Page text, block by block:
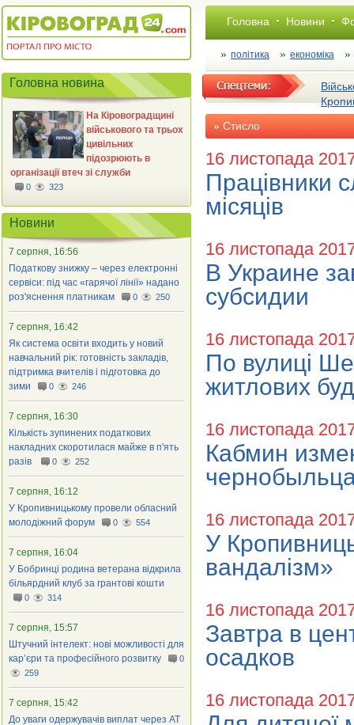
Головна Новини
політика економіка
Стисло
16 листопада
Працівники
місяців
16 листопада
В Украине
субсидии
16 листопада
По вулиці
житлових
16 листопада
Кабмин
16 листопада
У
вандалізм»
16 листопада
Завтра в
осадков
16 листопада
Головна новина
На Кіровоградщині
військового та трьох
цивільних
підозрюють в
організації втеч зі служби
0 323
Новини
7 серпня, 16:56
Податкову знижку – через електронні
сервіси: під час «гарячої лінії» надано
роз'яснення платникам
0 250
7 серпня, 16:42
Як система освіти входить у новий
навчальний рік: готовність закладів,
підтримка вчителів і підготовка до
зими
0 246
7 серпня, 16:30
Кількість зупинених податкових
накладних скоротилася майже в п'ять
разів
0 252
7 серпня, 16:12
У Кропивницькому провели обласний
молодіжний форум
0 554
7 серпня, 16:04
У Бобринці родина ветерана відкрила
більярдний клуб за грантові кошти
0 314
7 серпня, 15:57
Штучний інтелект: нові можливості для
кар’єри та професійного розвитку
0
259
7 серпня, 15:42
До уваги одержувачів виплат через АТ